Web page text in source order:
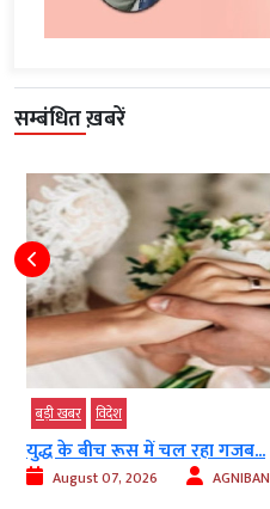
सम्बंधित ख़बरें
बड़ी खबर विदेश
युद्ध के बीच रूस में चल रहा गजब...
August 07, 2026 AGNIBAN